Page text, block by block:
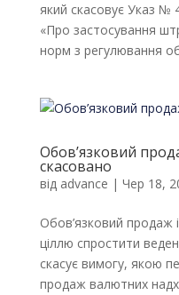
який скасовує Указ №
«Про застосування
норм з регулювання
Обов’язковий
скасовано
від advance | Чер 18,
Обов’язковий
ціллю спростити
скасує вимогу, якою
продаж валютних